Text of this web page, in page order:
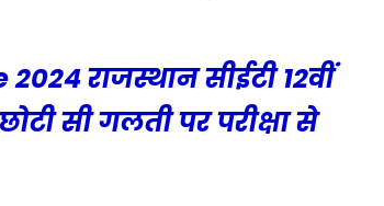
राजस्थान सीईटी 12वीं
सी गलती पर परीक्षा से